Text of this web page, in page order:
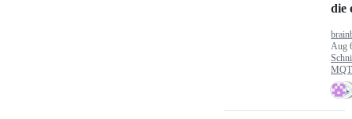
die
Aug